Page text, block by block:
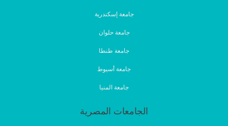
جامعة إسكندرية
جامعة حلوان
جامعة طنطا
جامعة أسيوط
جامعة المنيا
الجامعات المصرية